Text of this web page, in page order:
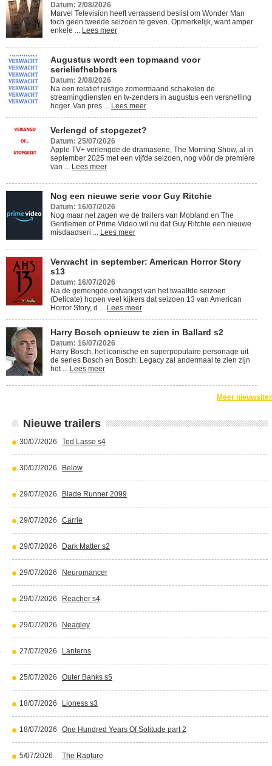
Datum: 2/08/2026
Marvel Television heeft verrassend beslist om Wonder Man
toch geen tweede seizoen te geven. Opmerkelijk, want amper
enkele ... Lees meer
Augustus wordt een topmaand voor
serieliefhebbers
Datum: 2/08/2026
Na een relatief rustige zomermaand schakelen de
streamingdiensten en tv-zenders in augustus een versnelling
hoger. Van pres ... Lees meer
Verlengd of stopgezet?
Datum: 25/07/2026
Apple TV+ verlengde de dramaserie, The Morning Show, al in
september 2025 met een vijfde seizoen, nog vóór de première
van ... Lees meer
Nog een nieuwe serie voor Guy Ritchie
Datum: 16/07/2026
Nog maar net zagen we de trailers van Mobland en The
Gentlemen of Prime Video wil nu dat Guy Ritchie een nieuwe
misdaadseri ... Lees meer
Verwacht in september: American Horror Story
s13
Datum: 16/07/2026
Na de gemengde ontvangst van het twaalfde seizoen
(Delicate) hopen veel kijkers dat seizoen 13 van American
Horror Story, d ... Lees meer
Harry Bosch opnieuw te zien in Ballard s2
Datum: 16/07/2026
Harry Bosch, het iconische en superpopulaire personage uit
de series Bosch en Bosch: Legacy zal andermaal te zien zijn
het ... Lees meer
Meer
Nieuwe trailers
30/07/2026 Ted Lasso s4
30/07/2026 Below
29/07/2026 Blade Runner 2099
29/07/2026 Carrie
29/07/2026 Dark Matter s2
29/07/2026 Neuromancer
29/07/2026 Reacher s4
29/07/2026 Neagley
27/07/2026 Lanterns
25/07/2026 Outer Banks s5
18/07/2026 Lioness s3
18/07/2026 One Hundred Years Of Solitude part 2
5/07/2026 The Rapture